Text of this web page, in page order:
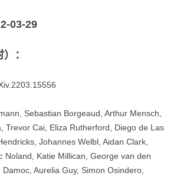
03-29
：
Sebastian Borgeaud, Arthur Mensch,
Trevor Cai, Eliza Rutherford, Diego de Las
Johannes Welbl, Aidan Clark,
Noland, Katie Millican, George van den
Aurelia Guy, Simon Osindero,